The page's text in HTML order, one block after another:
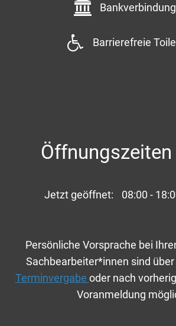
Barrierefreie
Öffnungszeiten
Klicken, um weitere
Jetzt geöffnet: 08:00 -
Persönliche Vorsprache bei
Sachbearbeiter*innen sind über
Terminvergabe oder nach
Voranmeldung